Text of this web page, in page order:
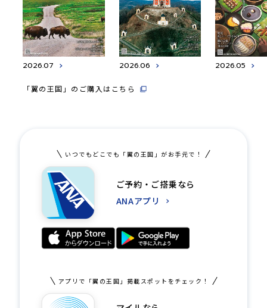
2026.07 2026.06 2026.05
「翼の王国」のご購入はこちら
いつでもどこでも「翼の王国」がお手元で！
ご予約・ご搭乗なら
ANAアプリ
アプリで「翼の王国」掲載スポットをチェック！